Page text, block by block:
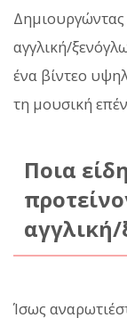
Δημιουργώντας
αγγλική/
ένα βίντεο
τη μουσική
Ποια
Ίσως